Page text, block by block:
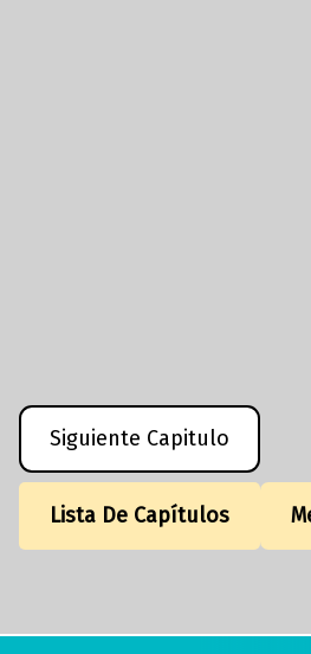
Siguiente Capitulo
Lista De Capítulos
Navegación de entradas